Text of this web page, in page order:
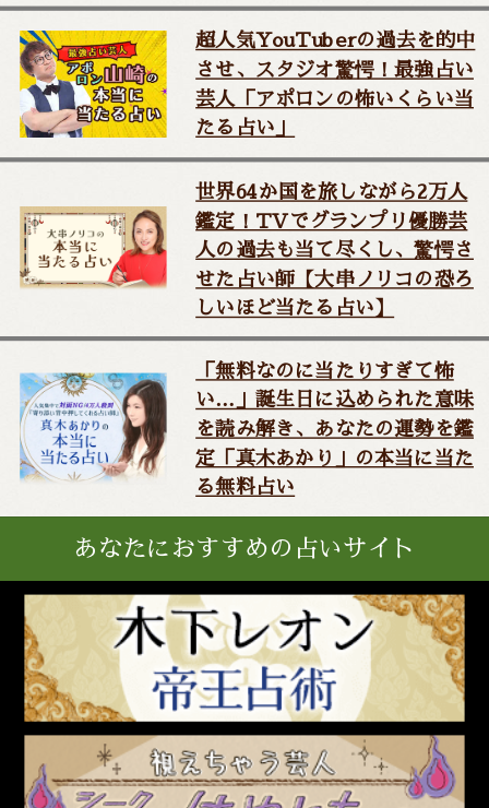
超人気YouTuberの過去を的中
させ、スタジオ驚愕！最強占い
芸人「アポロンの怖いくらい当
たる占い」
世界64か国を旅しながら2万人
鑑定！TVでグランプリ優勝芸
人の過去も当て尽くし、驚愕さ
せた占い師【大串ノリコの恐ろ
しいほど当たる占い】
「無料なのに当たりすぎて怖
い…」誕生日に込められた意味
を読み解き、あなたの運勢を鑑
定「真木あかり」の本当に当た
る無料占い
あなたにおすすめの占いサイト